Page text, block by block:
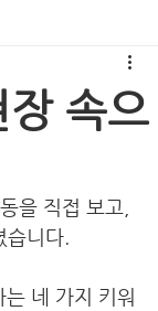
속으
을 직접 보고,
니다.
네 가지 키워